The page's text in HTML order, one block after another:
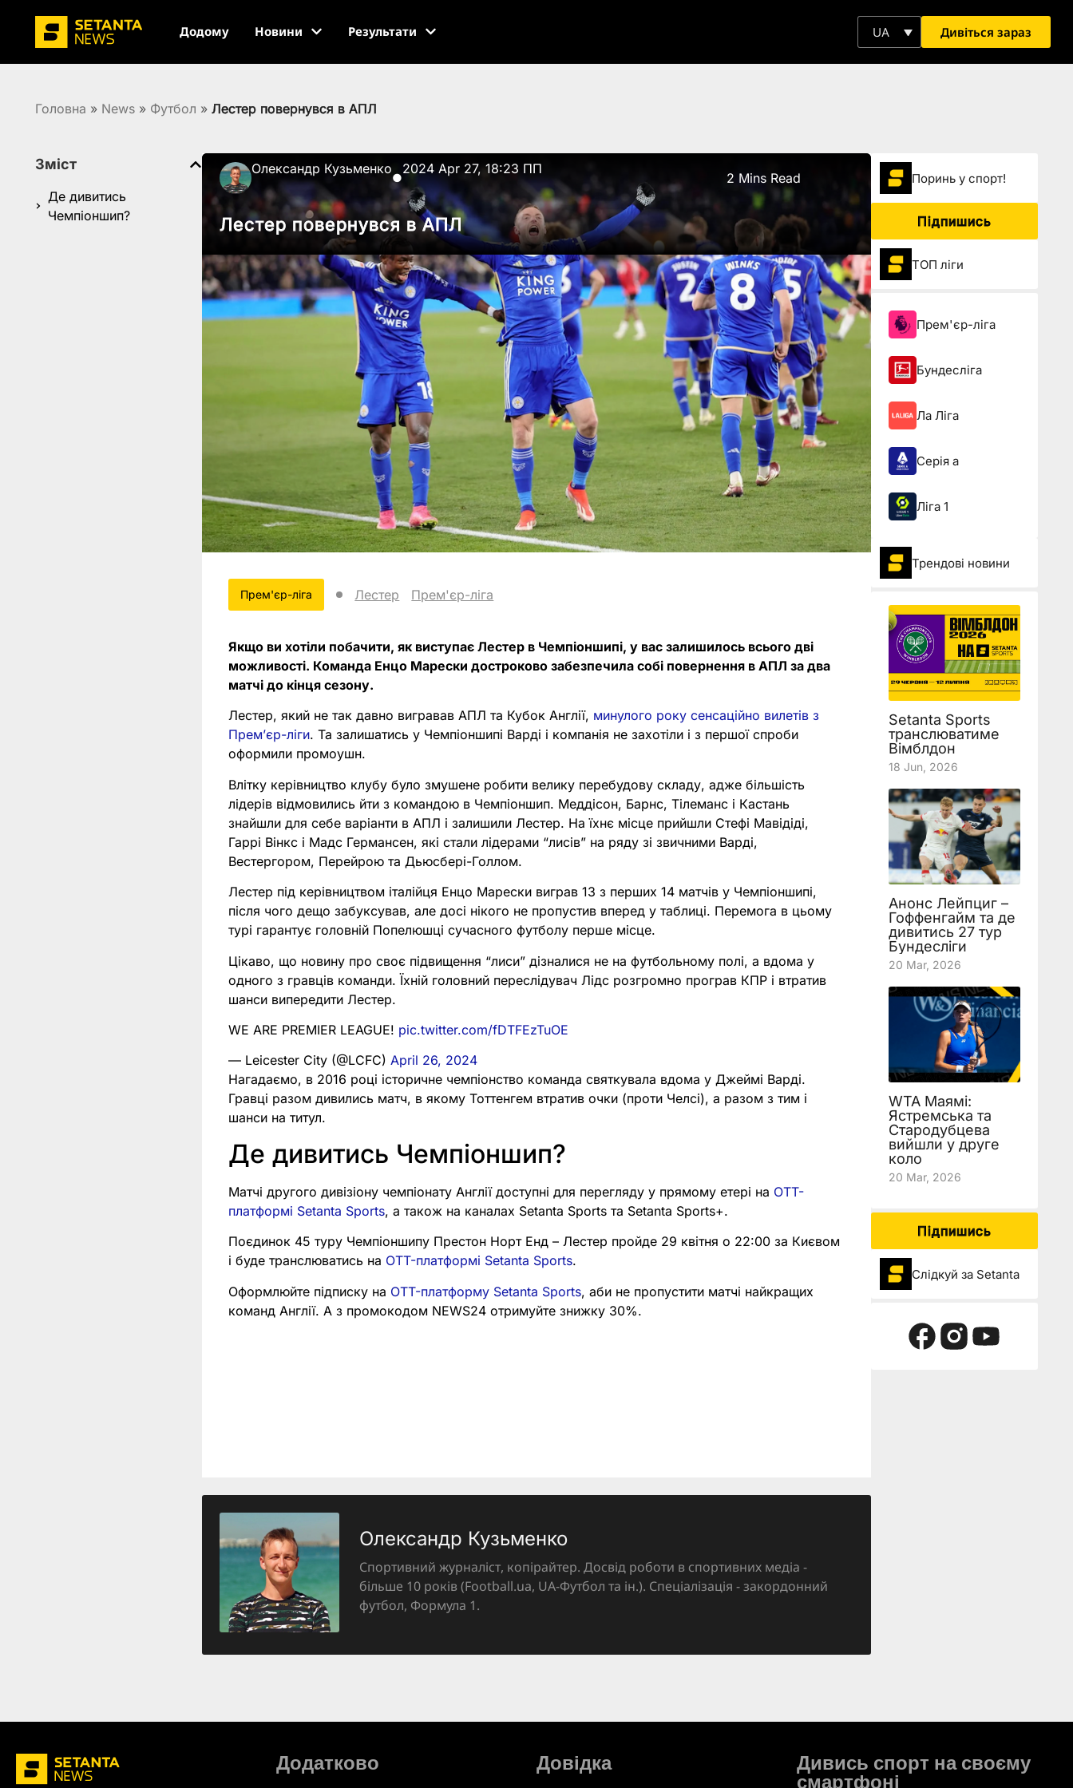
Додому Новини Результати UA Дивіться зараз
Головна » News » Футбол » Лестер повернувся в АПЛ
Зміст
Де дивитись
Чемпіоншип?
Олександр Кузьменко
●
2024 Apr 27, 18:23 ПП
2 Mins Read
Лестер повернувся в АПЛ
Прем'єр-ліга Лестер Прем'єр-ліга
Якщо ви хотіли побачити, як виступає Лестер в Чемпіоншипі, у вас залишилось всього дві
можливості. Команда Енцо Марески достроково забезпечила собі повернення в АПЛ за два
матчі до кінця сезону.
Лестер, який не так давно вигравав АПЛ та Кубок Англії, минулого року сенсаційно вилетів з
Премʼєр-ліги. Та залишатись у Чемпіоншипі Варді і компанія не захотіли і з першої спроби
оформили промоушн.
Влітку керівництво клубу було змушене робити велику перебудову складу, адже більшість
лідерів відмовились йти з командою в Чемпіоншип. Меддісон, Барнс, Тілеманс і Кастань
знайшли для себе варіанти в АПЛ і залишили Лестер. На їхнє місце прийшли Стефі Мавідіді,
Гаррі Вінкс і Мадс Германсен, які стали лідерами “лисів” на ряду зі звичними Варді,
Вестергором, Перейрою та Дьюсбері-Голлом.
Лестер під керівництвом італійця Енцо Марески виграв 13 з перших 14 матчів у Чемпіоншипі,
після чого дещо забуксував, але досі нікого не пропустив вперед у таблиці. Перемога в цьому
турі гарантує головній Попелюшці сучасного футболу перше місце.
Цікаво, що новину про своє підвищення “лиси” дізналися не на футбольному полі, а вдома у
одного з гравців команди. Їхній головний переслідувач Лідс розгромно програв КПР і втратив
шанси випередити Лестер.
WE ARE PREMIER LEAGUE! pic.twitter.com/fDTFEzTuOE
— Leicester City (@LCFC)April 26, 2024
Нагадаємо, в 2016 році історичне чемпіонство команда святкувала вдома у Джеймі Варді.
Гравці разом дивились матч, в якому Тоттенгем втратив очки (проти Челсі), а разом з тим і
шанси на титул.
Де дивитись Чемпіоншип?
Матчі другого дивізіону чемпіонату Англії доступні для перегляду у прямому етері на OTT-
платформі Setanta Sports, а також на каналах Setanta Sports та Setanta Sports+.
Поєдинок 45 туру Чемпіоншипу Престон Норт Енд – Лестер пройде 29 квітня о 22:00 за Києвом
і буде транслюватись на OTT-платформі Setanta Sports.
Оформлюйте підписку на OTT-платформу Setanta Sports, аби не пропустити матчі найкращих
команд Англії. А з промокодом NEWS24 отримуйте знижку 30%.
Олександр Кузьменко
Спортивний журналіст, копірайтер. Досвід роботи в спортивних медіа -
більше 10 років (Football.ua, UA-Футбол та ін.). Спеціалізація - закордонний
футбол, Формула 1.
Поринь у спорт!
Підпишись
ТОП ліги
Прем'єр-ліга
Бундесліга
Ла Ліга
Серія а
Ліга 1
Трендові новини
Setanta Sports
транслюватиме
Вімблдон
18 Jun, 2026
Анонс Лейпциг –
Гоффенгайм та де
дивитись 27 тур
Бундесліги
20 Mar, 2026
WTA Маямі:
Ястремська та
Стародубцева
вийшли у друге
коло
20 Mar, 2026
Підпишись
Слідкуй за Setanta
Додатково Довідка Дивись спорт на своєму
смартфоні